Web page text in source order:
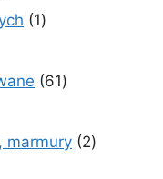
produkt
11
6161
marmury 22